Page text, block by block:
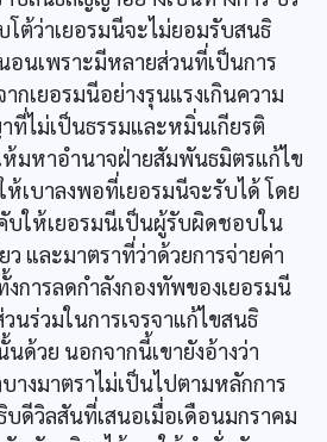
ต้ว่าเยอรมนีจะไม่ยอมรับสนธิ
นเพราะมีหลายส่วนที่เป็นการ
กเยอรมนีอย่างรุนแรงเกินความ
ที่ไม่เป็นธรรมและหมิ่นเกียรติ
ห้มหาอำนาจฝ่ายสัมพันธมิตรแก้ไข
เบาลงพอที่เยอรมนีจะรับได้ โดย
บให้เยอรมนีเป็นผู้รับผิดชอบใน
ว และมาตราที่ว่าด้วยการจ่ายค่า
การลดกำลังกองทัพของเยอรมนี
นร่วมในการเจรจาแก้ไขสนธิ
ด้วย นอกจากนี้เขายังอ้างว่า
งมาตราไม่เป็นไปตามหลักการ
ดีวิลสันที่เสนอเมื่อเดือนมกราคม